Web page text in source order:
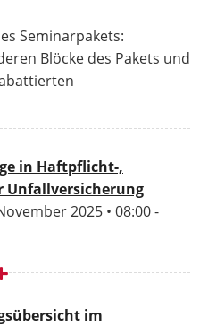
Seminarpakets:
Blöcke des Pakets und
in Haftpflicht-,
Unfallversicherung
2025 • 08:00 -
im